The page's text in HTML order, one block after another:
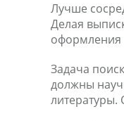
Лучше
Делая
оформления
Задача
должны
литературы.